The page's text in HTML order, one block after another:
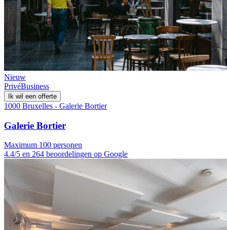
Nieuw
PrivéBusiness
Ik wil een offerte
1000 Bruxelles - Galerie Bortier
Galerie Bortier
Maximum 100 personen
4.4/5 en 264 beoordelingen op Google